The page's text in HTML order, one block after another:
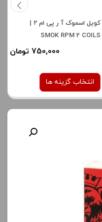
کویل اسموک آ ر پی ام ۲ |
SMOK RPM 2 COILS
750,000 تومان
انتخاب گزینه ها
برای فعال شدن سبد خرید و
نمایش قیمت ، گزینه های
محصول را از کادر بالا انتخاب